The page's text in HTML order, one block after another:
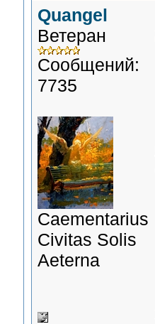
Quangel
Ветеран
Сообщений:
7735
Сaementarius
Civitas Solis
Aeterna